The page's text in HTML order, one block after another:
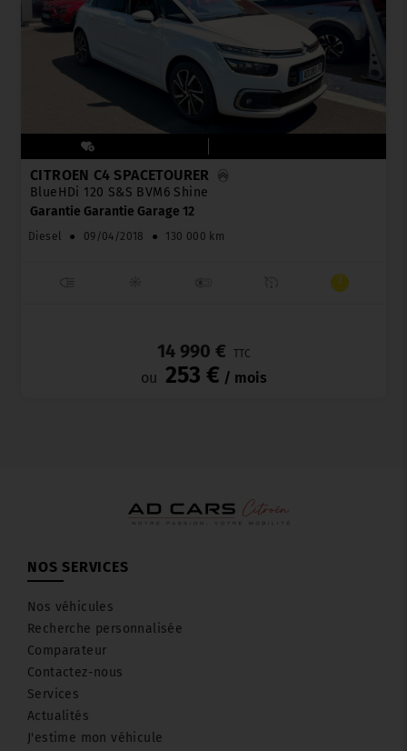
CITROËN C4 SPACETOURER
BlueHDi 120 S&S BVM6 Shine
Garantie Garantie Garage 12
Diesel ● 09/04/2018 ● 130 000 km
14 990 € TTC
ou 253 € / mois
NOS SERVICES
Nos véhicules
Recherche personnalisée
Comparateur
Contactez-nous
Services
Actualités
J'estime mon véhicule